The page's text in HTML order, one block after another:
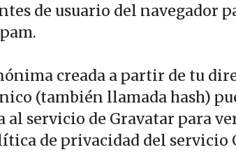
de usuario del navegador
creada a partir de tu
(también llamada hash)
al servicio de Gravatar para
de privacidad del servicio